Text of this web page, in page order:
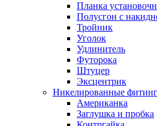
Планка
Полусгон с
Тройник
Уголок
Удлинитель
Футорока
Штуцер
Эксцентрик
Никелированные
Американка
Заглушка и пробка